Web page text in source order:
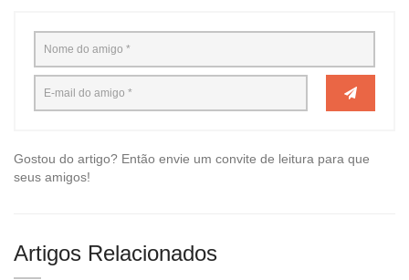
Gostou do artigo? Então envie um convite de leitura para que
seus amigos!
Artigos Relacionados